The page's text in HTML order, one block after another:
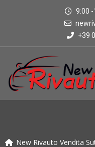
9:00
+39
New Rivauto Vendita